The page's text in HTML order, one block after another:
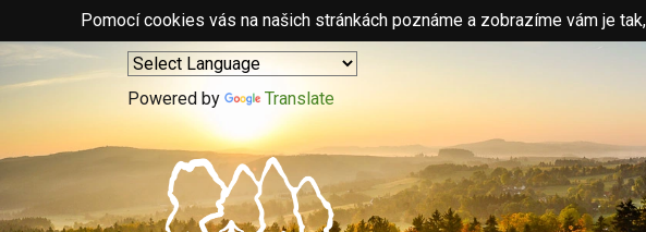
Pomocí cookies vás na našich stránkách poznáme a zobrazíme vám je
Powered by Translate